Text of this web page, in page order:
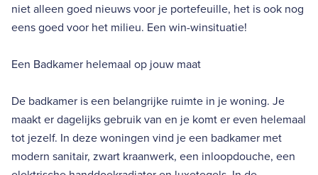
niet alleen goed nieuws voor je portefeuille, het is ook nog
eens goed voor het milieu. Een win-winsituatie!
Een Badkamer helemaal op jouw maat
De badkamer is een belangrijke ruimte in je woning. Je
maakt er dagelijks gebruik van en je komt er even helemaal
tot jezelf. In deze woningen vind je een badkamer met
modern sanitair, zwart kraanwerk, een inloopdouche, een